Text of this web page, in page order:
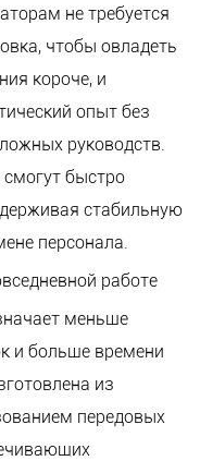
не требуется
чтобы овладеть
короче, и
опыт без
руководств.
смогут быстро
стабильную
персонала.
работе
меньше
и больше времени
​​из
передовых